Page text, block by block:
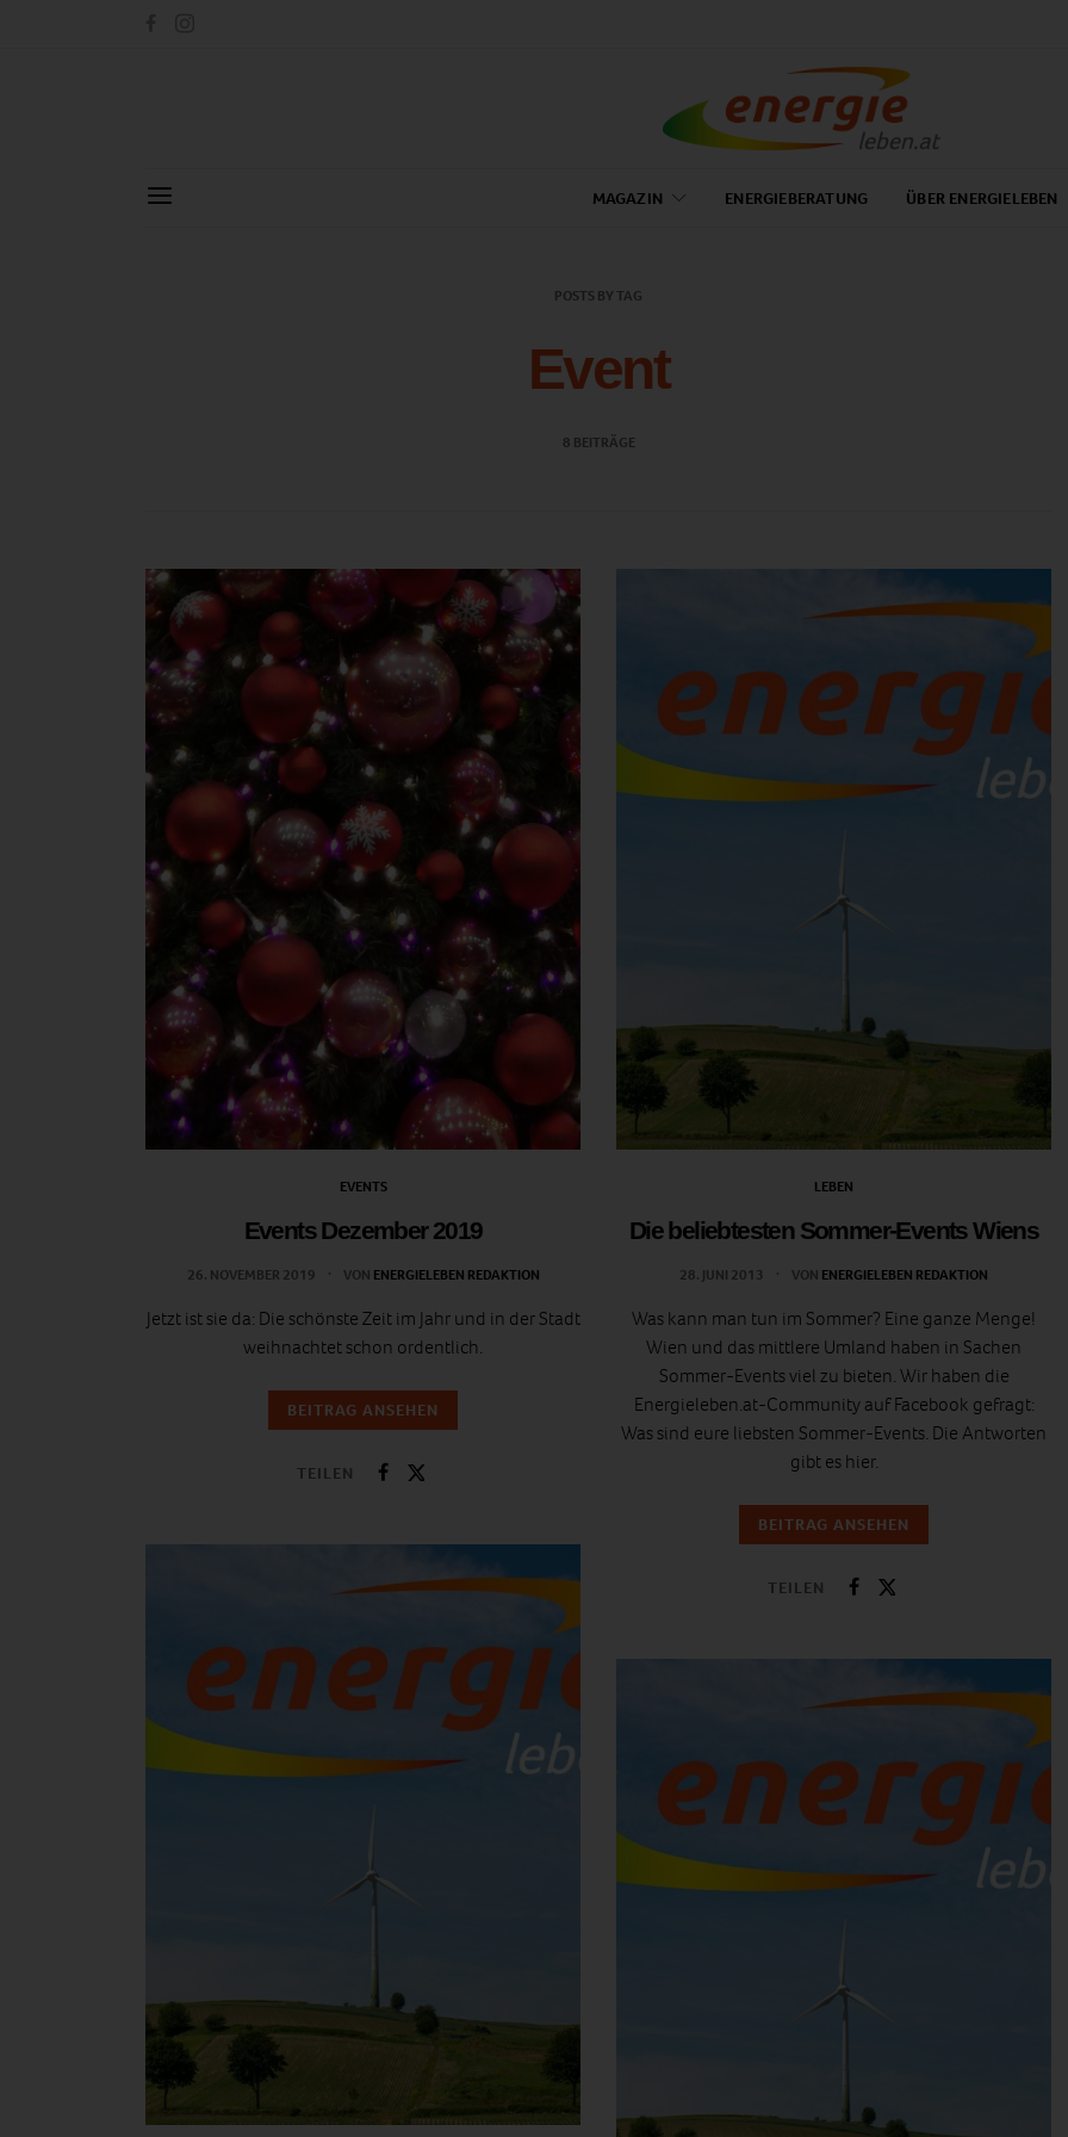
MAGAZIN ENERGIEBERATUNG ÜBER ENERGIELEBEN
POSTS BY TAG
Event
8 BEITRÄGE
EVENTS
Events Dezember 2019
26. NOVEMBER 2019 VON ENERGIELEBEN REDAKTION
Jetzt ist sie da: Die schönste Zeit im Jahr und in der Stadt
weihnachtet schon ordentlich.
BEITRAG ANSEHEN
TEILEN
LEBEN
Die beliebtesten Sommer-Events Wiens
28. JUNI 2013 VON ENERGIELEBEN REDAKTION
Was kann man tun im Sommer? Eine ganze Menge!
Wien und das mittlere Umland haben in Sachen
Sommer-Events viel zu bieten. Wir haben die
Energieleben.at-Community auf Facebook gefragt:
Was sind eure liebsten Sommer-Events. Die Antworten
gibt es hier.
BEITRAG ANSEHEN
TEILEN